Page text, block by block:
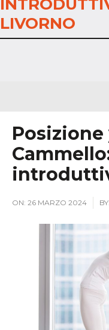
LIVORNO
ON: 26 MARZO 2024 BY: